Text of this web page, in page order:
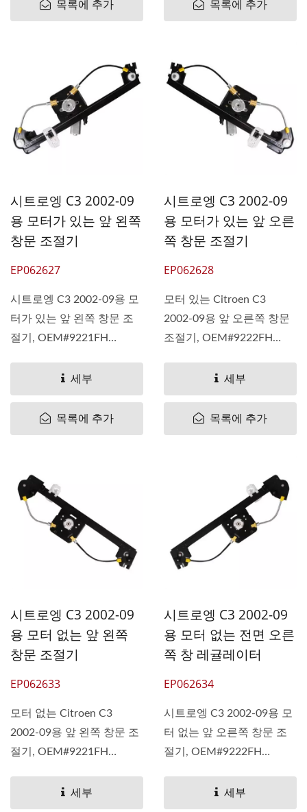
9221...
목록에 추가 목록에 추가
시트로엥 C3 2002-09
용 모터가 있는 앞 왼쪽
창문 조절기
EP062627
시트로엥 C3 2002-09용 모
터가 있는 앞 왼쪽 창문 조
절기, OEM#9221FH
세부
목록에 추가
시트로엥 C3 2002-09
용 모터가 있는 앞 오른
쪽 창문 조절기
EP062628
모터 있는 Citroen C3
2002-09용 앞 오른쪽 창문
조절기, OEM#9222FH
세부
목록에 추가
시트로엥 C3 2002-09
용 모터 없는 앞 왼쪽
창문 조절기
EP062633
모터 없는 Citroen C3
2002-09용 앞 왼쪽 창문 조
절기, OEM#9221FH
세부
시트로엥 C3 2002-09
용 모터 없는 전면 오른
쪽 창 레귤레이터
EP062634
시트로엥 C3 2002-09용 모
터 없는 앞 오른쪽 창문 조
절기, OEM#9222FH
세부